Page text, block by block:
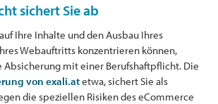
sichert Sie ab
Ihre Inhalte und den Ausbau Ihres
Webauftritts konzentrieren können,
mit einer Berufshaftpflicht. Die
von exali.atetwa, sichert Sie als
die speziellen Risiken des eCommerce